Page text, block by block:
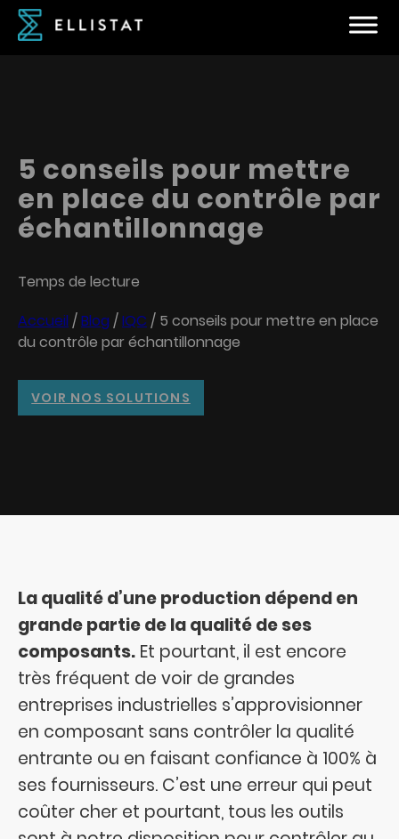
5 conseils pour mettre
en place du contrôle par
échantillonnage
Temps de lecture
Accueil /Blog /IQC / 5 conseils pour mettre en place
du contrôle par échantillonnage
VOIR NOS SOLUTIONS
La qualité d’une production dépend en
grande partie de la qualité de ses
composants. Et pourtant, il est encore
très fréquent de voir de grandes
entreprises industrielles s’approvisionner
en composant sans contrôler la qualité
entrante ou en faisant confiance à 100% à
ses fournisseurs. C’est une erreur qui peut
coûter cher et pourtant, tous les outils